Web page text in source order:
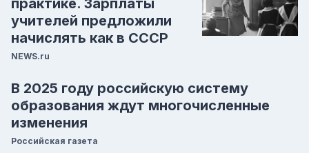
практике. Зарплаты
учителей предложили
начислять как в СССР
NEWS.ru
В 2025 году российскую систему
образования ждут многочисленные
изменения
Российская газета